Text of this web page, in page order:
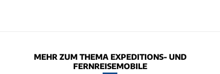
MEHR ZUM THEMA EXPEDITIONS- UND
FERNREISEMOBILE